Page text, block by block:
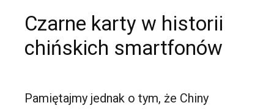
Czarne karty w historii
chińskich smartfonów
Pamiętajmy jednak o tym, że Chiny